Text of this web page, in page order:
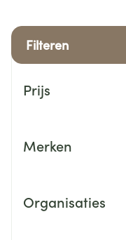
Filteren
Prijs
Merken
Organisaties